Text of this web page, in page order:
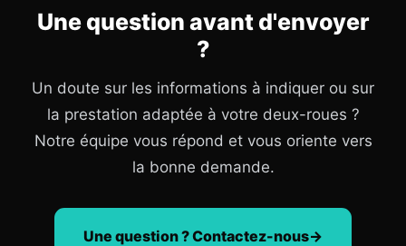
Une question avant d'envoyer
?
Un doute sur les informations à indiquer ou sur
la prestation adaptée à votre deux-roues ?
Notre équipe vous répond et vous oriente vers
la bonne demande.
Une question ? Contactez-nous